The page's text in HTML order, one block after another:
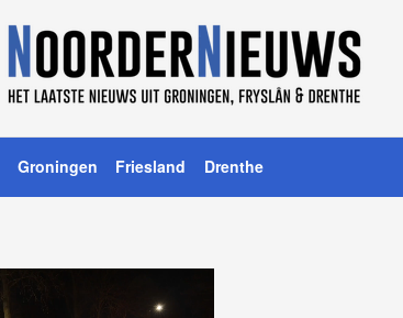
Groningen Friesland Drenthe